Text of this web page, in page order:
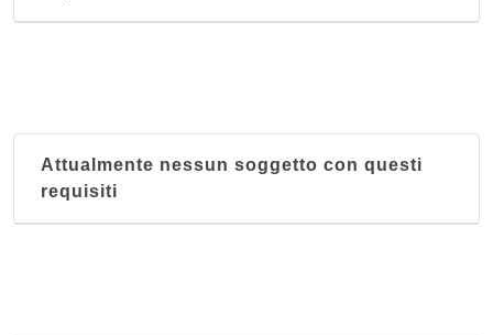
Attualmente nessun soggetto con questi
requisiti